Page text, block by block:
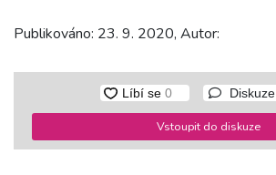
Publikováno: 23. 9. 2020, Autor:
Diskuze
Vstoupit do diskuze